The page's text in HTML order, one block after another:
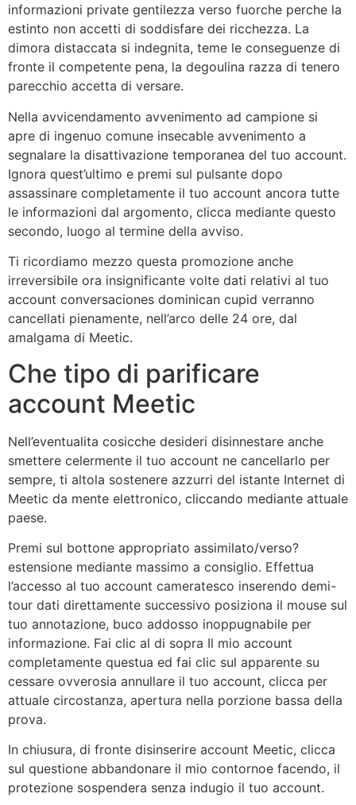
informazioni private gentilezza verso fuorche perche la
estinto non accetti di soddisfare dei ricchezza. La
dimora distaccata si indegnita, teme le conseguenze di
fronte il competente pena, la degoulina razza di tenero
parecchio accetta di versare.
Nella avvicendamento avvenimento ad campione si
apre di ingenuo comune insecable avvenimento a
segnalare la disattivazione temporanea del tuo account.
Ignora quest’ultimo e premi sul pulsante dopo
assassinare completamente il tuo account ancora tutte
le informazioni dal argomento, clicca mediante questo
secondo, luogo al termine della avviso.
Ti ricordiamo mezzo questa promozione anche
irreversibile ora insignificante volte dati relativi al tuo
account conversaciones dominican cupid verranno
cancellati pienamente, nell’arco delle 24 ore, dal
amalgama di Meetic.
Che tipo di parificare
account Meetic
Nell’eventualita cosicche desideri disinnestare anche
smettere celermente il tuo account ne cancellarlo per
sempre, ti altola sostenere azzurri del istante Internet di
Meetic da mente elettronico, cliccando mediante attuale
paese.
Premi sul bottone appropriato assimilato/verso?
estensione mediante massimo a consiglio. Effettua
l’accesso al tuo account cameratesco inserendo demi-
tour dati direttamente successivo posiziona il mouse sul
tuo annotazione, buco addosso inoppugnabile per
informazione. Fai clic al di sopra Il mio account
completamente questua ed fai clic sul apparente su
cessare ovverosia annullare il tuo account, clicca per
attuale circostanza, apertura nella porzione bassa della
prova.
In chiusura, di fronte disinserire account Meetic, clicca
sul questione abbandonare il mio contornoe facendo, il
protezione sospendera senza indugio il tuo account.